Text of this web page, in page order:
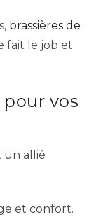
brassières de
fait le job et
vos
un allié
et confort.